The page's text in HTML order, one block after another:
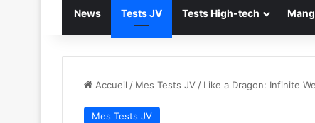
News Tests JV Tests High-tech
Accueil / Mes Tests JV / Like a Dragon: Infinite
Mes Tests JV